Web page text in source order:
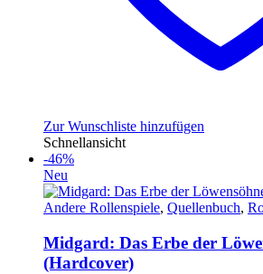
Zur Wunschliste hinzufügen
Schnellansicht
-46%
Neu
Andere Rollenspiele, Quellenbuch,
Midgard: Das Erbe der
(Hardcover)